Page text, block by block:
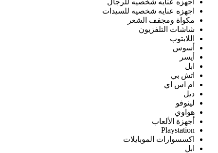
اجهزه عنايه شخصيه للرجال
اجهزه عنايه شخصيه للسيدات
مكواة ومجفف الشعر
شاشات التلفزيون
اللابتوب
أسوس
أيسر
ابل
اتش بي
ام اس اي
ديل
لينوفو
هواوي
أجهزة الألعاب
Playstation
اكسسوارات الموبايلات
ابل